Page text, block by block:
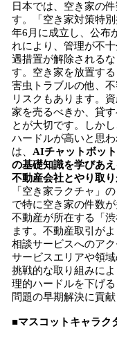
日本では、空き家の
す。「空き家対策特
年6月に成立し、公布
れにより、管理が不
遇措置が解除される
す。空き家を放置す
害虫トラブルの他、
リスクもあります。
家を売るべきか、貸
とが大切です。しか
ハードルが高いと思
は、 AIチャットボッ
の基礎知識を学びあ
不動産会社とやり取
「空き家ラクチャ」
で特に空き家の件数
不動産が所在する「
ます。不動産取引が
相談サービスへのア
サービスエリアや領
挑戦的な取り組みに
理的ハードルを下げ
問題の早期解決に貢献
■マスコットキャラク